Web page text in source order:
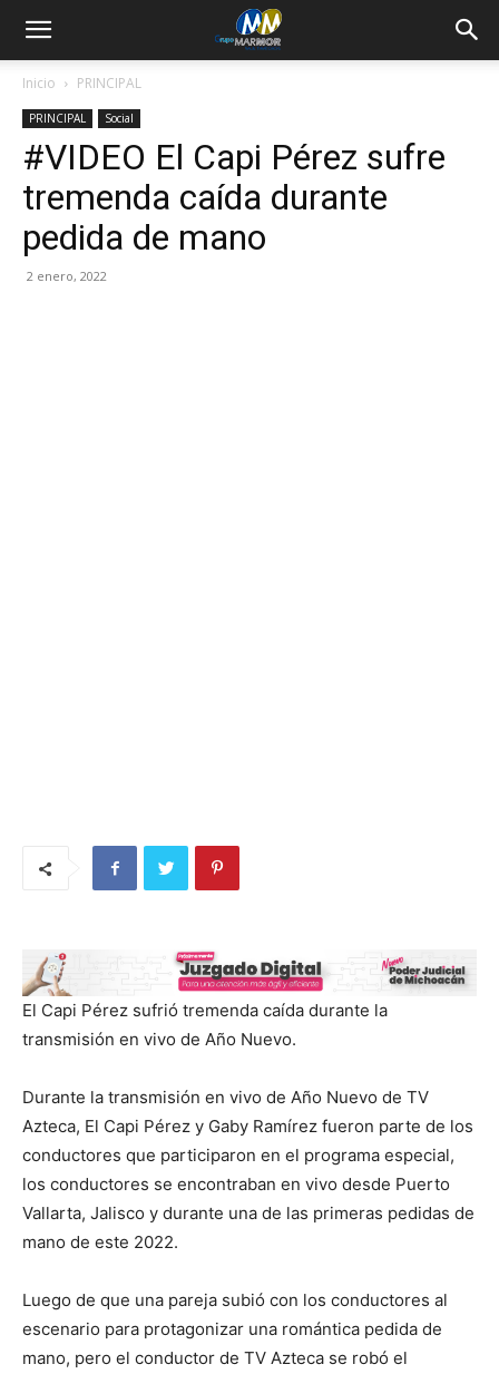
Inicio PRINCIPAL
PRINCIPAL Social
#VIDEO El Capi Pérez sufre
tremenda caída durante
pedida de mano
2 enero, 2022
El Capi Pérez sufrió tremenda caída durante la
transmisión en vivo de Año Nuevo.
Durante la transmisión en vivo de Año Nuevo de TV
Azteca, El Capi Pérez y Gaby Ramírez fueron parte de los
conductores que participaron en el programa especial,
los conductores se encontraban en vivo desde Puerto
Vallarta, Jalisco y durante una de las primeras pedidas de
mano de este 2022.
Luego de que una pareja subió con los conductores al
escenario para protagonizar una romántica pedida de
mano, pero el conductor de TV Azteca se robó el